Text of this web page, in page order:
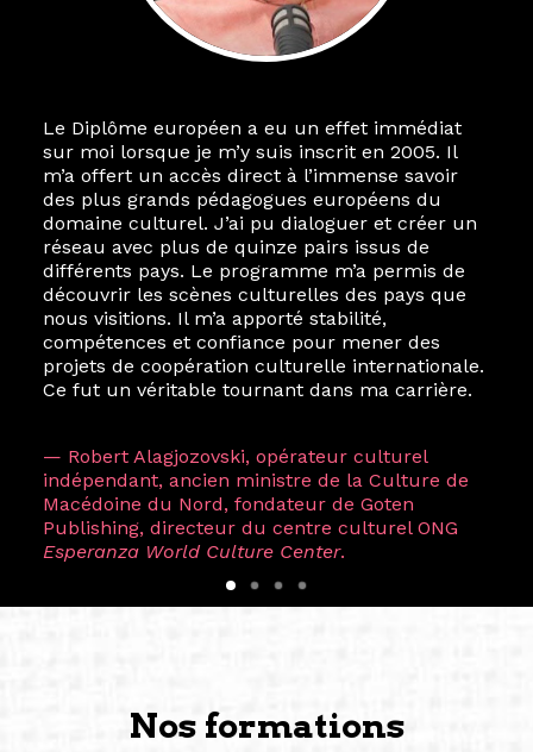
Le Diplôme européen a eu un effet immédiat
sur moi lorsque je m’y suis inscrit en 2005. Il
m’a offert un accès direct à l’immense savoir
des plus grands pédagogues européens du
domaine culturel. J’ai pu dialoguer et créer un
réseau avec plus de quinze pairs issus de
différents pays. Le programme m’a permis de
découvrir les scènes culturelles des pays que
nous visitions. Il m’a apporté stabilité,
compétences et confiance pour mener des
projets de coopération culturelle internationale.
Ce fut un véritable tournant dans ma carrière.
— Robert Alagjozovski, opérateur culturel
indépendant, ancien ministre de la Culture de
Macédoine du Nord, fondateur de Goten
Publishing, directeur du centre culturel ONG
Esperanza World Culture Center.
Nos formations